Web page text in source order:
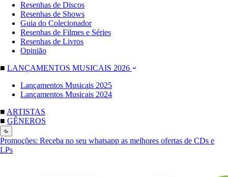
Resenhas de Discos
Resenhas de Shows
Guia do Colecionador
Resenhas de Filmes e Séries
Resenhas de Livros
Opinião
■ LANÇAMENTOS MUSICAIS 2026
Lançamentos Musicais 2025
Lançamentos Musicais 2024
■ ARTISTAS
■ GÊNEROS
Promoções: Receba no seu whatsapp as melhores ofertas de CDs e
LPs